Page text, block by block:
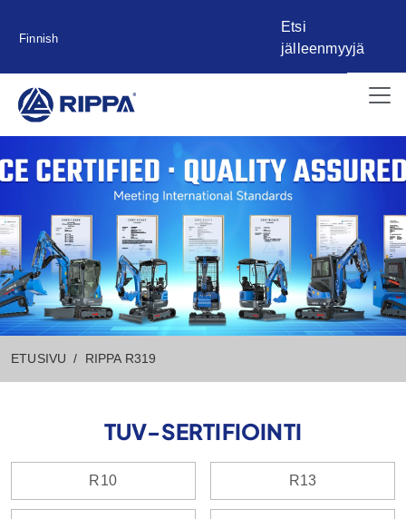
Finnish
Etsi
jälleenmyyjä
ETUSIVU RIPPA R319
TUV-SERTIFIOINTI
R10 R13